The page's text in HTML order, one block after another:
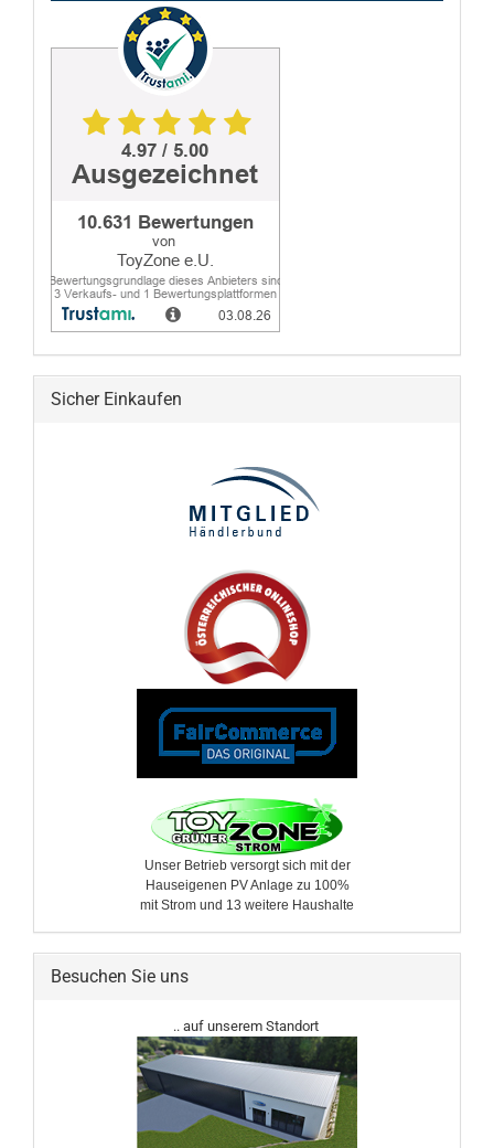
Sicher Einkaufen
Unser Betrieb versorgt sich mit der
Hauseigenen PV Anlage zu 100%
mit Strom und 13 weitere ​Haushalte
Besuchen Sie uns
.. auf unserem Standort